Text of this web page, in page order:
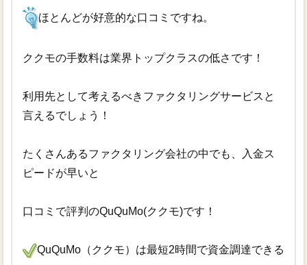
ほとんどが好意的な口コミですね。
ククモの手数料は業界トップクラスの低さです！
利用先として考えるべきファクタリングサービスと
言えるでしょう！
たくさんあるファクタリング会社の中でも、入金ス
ピードが早いと
口コミで評判のQuQuMo(ククモ)です！
QuQuMo（ククモ）は最短2時間で資金調達できる